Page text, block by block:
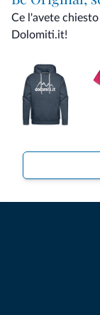
Ce l'avete
Dolomiti.it!